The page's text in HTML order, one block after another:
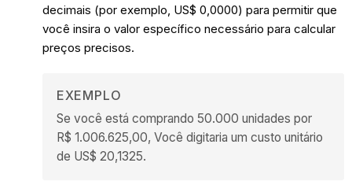
decimais (por exemplo, US$ 0,0000) para permitir que
você insira o valor específico necessário para calcular
preços precisos.
EXEMPLO
Se você está comprando 50.000 unidades por
R$ 1.006.625,00, Você digitaria um custo unitário
de US$ 20,1325.